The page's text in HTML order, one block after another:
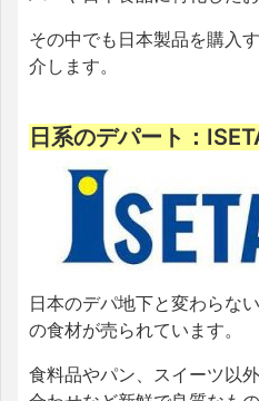
その中でも日本製品を購入
介します。
日系のデパート：
日本のデパ地下と変わらな
の食材が売られています。
食料品やパン、スイーツ以